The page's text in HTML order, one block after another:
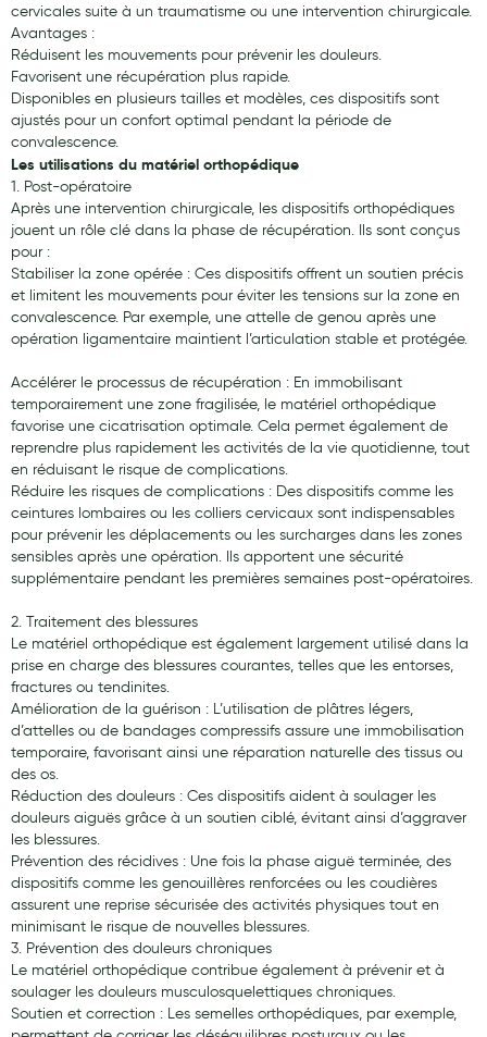
Accessoires pieds et semelles
Soins ORL
Douleurs articulaires et musculaires
Santé séniors
Anti acariens, anti gale, anti tiques, insectifuges
Vétérinaire
Incontinence
Ronflement
Autotests
Protections auditives
Lunettes
Piluliers
Matériel medical
Cannes
Prothèses mammaires externes
Médication familiale
Orthopédie
Les marques
My Privilege
Les promotions
cervicales suite à un traumatisme ou une intervention chirurgicale.
Avantages :
Réduisent les mouvements pour prévenir les douleurs.
Favorisent une récupération plus rapide.
Disponibles en plusieurs tailles et modèles, ces dispositifs sont
ajustés pour un confort optimal pendant la période de
convalescence.
Les utilisations du matériel orthopédique
1. Post-opératoire
Après une intervention chirurgicale, les dispositifs orthopédiques
jouent un rôle clé dans la phase de récupération. Ils sont conçus
pour :
Stabiliser la zone opérée : Ces dispositifs offrent un soutien précis
et limitent les mouvements pour éviter les tensions sur la zone en
convalescence. Par exemple, une attelle de genou après une
opération ligamentaire maintient l’articulation stable et protégée.
Accélérer le processus de récupération : En immobilisant
temporairement une zone fragilisée, le matériel orthopédique
favorise une cicatrisation optimale. Cela permet également de
reprendre plus rapidement les activités de la vie quotidienne, tout
en réduisant le risque de complications.
Réduire les risques de complications : Des dispositifs comme les
ceintures lombaires ou les colliers cervicaux sont indispensables
pour prévenir les déplacements ou les surcharges dans les zones
sensibles après une opération. Ils apportent une sécurité
supplémentaire pendant les premières semaines post-opératoires.
2. Traitement des blessures
Le matériel orthopédique est également largement utilisé dans la
prise en charge des blessures courantes, telles que les entorses,
fractures ou tendinites.
Amélioration de la guérison : L’utilisation de plâtres légers,
d’attelles ou de bandages compressifs assure une immobilisation
temporaire, favorisant ainsi une réparation naturelle des tissus ou
des os.
Réduction des douleurs : Ces dispositifs aident à soulager les
douleurs aiguës grâce à un soutien ciblé, évitant ainsi d’aggraver
les blessures.
Prévention des récidives : Une fois la phase aiguë terminée, des
dispositifs comme les genouillères renforcées ou les coudières
assurent une reprise sécurisée des activités physiques tout en
minimisant le risque de nouvelles blessures.
3. Prévention des douleurs chroniques
Le matériel orthopédique contribue également à prévenir et à
soulager les douleurs musculosquelettiques chroniques.
Soutien et correction : Les semelles orthopédiques, par exemple,